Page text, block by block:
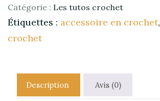
glace
en
crochet
Catégorie : Les tutos crochet
Étiquettes : accessoire en crochet,
crochet
Description Avis (0)